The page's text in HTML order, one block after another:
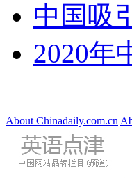
中国吸
2020年
About Chinadaily.com.cn|